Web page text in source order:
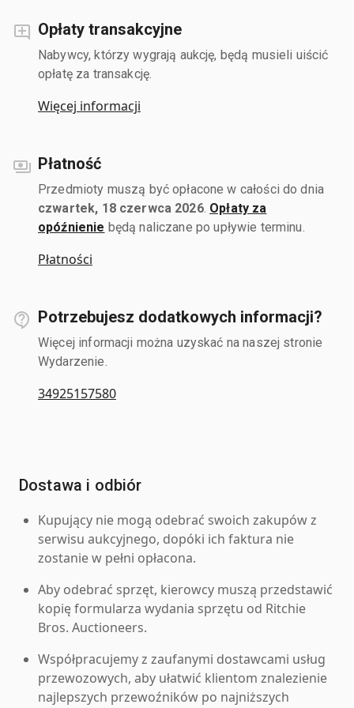
Opłaty transakcyjne
Nabywcy, którzy wygrają aukcję, będą musieli uiścić
opłatę za transakcję.
Więcej informacji
Płatność
Przedmioty muszą być opłacone w całości do dnia
czwartek, 18 czerwca 2026. Opłaty za
opóźnienie będą naliczane po upływie terminu.
Płatności
Potrzebujesz dodatkowych informacji?
Więcej informacji można uzyskać na naszej stronie
Wydarzenie.
34925157580
Dostawa i odbiór
Kupujący nie mogą odebrać swoich zakupów z
serwisu aukcyjnego, dopóki ich faktura nie
zostanie w pełni opłacona.
Aby odebrać sprzęt, kierowcy muszą przedstawić
kopię formularza wydania sprzętu od Ritchie
Bros. Auctioneers.
Współpracujemy z zaufanymi dostawcami usług
przewozowych, aby ułatwić klientom znalezienie
najlepszych przewoźników po najniższych